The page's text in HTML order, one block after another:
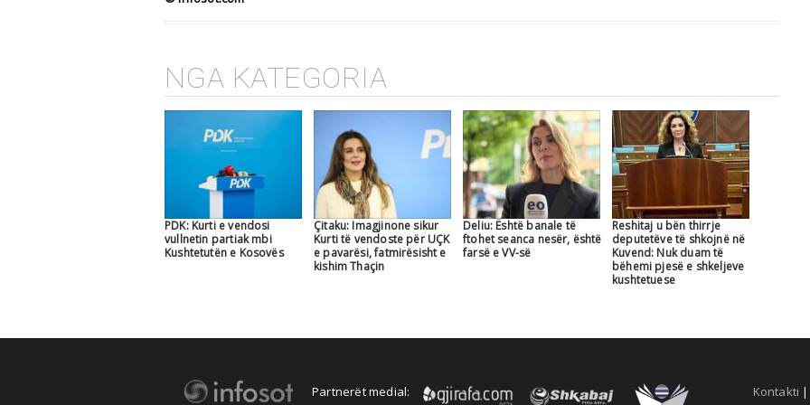
NGA KATEGORIA
PDK: Kurti e vendosi
vullnetin partiak mbi
Kushtetutën e Kosovës
Çitaku: Imagjinone sikur
Kurti të vendoste për UÇK
e pavarësi, fatmirësisht e
kishim Thaçin
Deliu: Është banale të
ftohet seanca nesër, është
farsë e VV-së
Reshitaj u bën thirrje
deputetëve të shkojnë në
Kuvend: Nuk duam të
bëhemi pjesë e shkeljeve
kushtetuese
Partnerët medial: Kontakti |